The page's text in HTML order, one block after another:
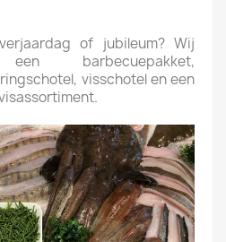
of jubileum? Wij
barbecuepakket,
visschotel en een